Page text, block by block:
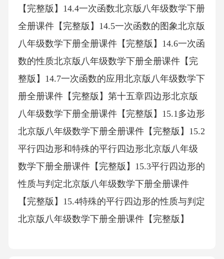
【完整版】14.4一次函数北京版八年级数学下册
全册课件【完整版】14.5一次函数的图象北京版
八年级数学下册全册课件【完整版】14.6一次函
数的性质北京版八年级数学下册全册课件【完
整版】14.7一次函数的应用北京版八年级数学下
册全册课件【完整版】第十五章四边形北京版
八年级数学下册全册课件【完整版】15.1多边形
北京版八年级数学下册全册课件【完整版】15.2
平行四边形和特殊的平行四边形北京版八年级
数学下册全册课件【完整版】15.3平行四边形的
性质与判定北京版八年级数学下册全册课件
【完整版】15.4特殊的平行四边形的性质与判定
北京版八年级数学下册全册课件【完整版】